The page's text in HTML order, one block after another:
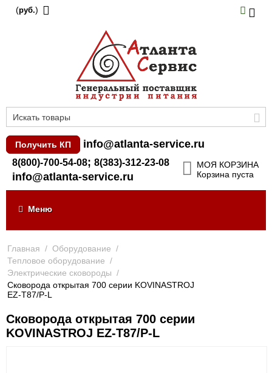
(руб.)
Получить КП info@atlanta-service.ru
8(800)-700-54-08; 8(383)-312-23-08
info@atlanta-service.ru
МОЯ КОРЗИНА
Корзина пуста
Меню
Главная / Оборудование /
Тепловое оборудование /
Электрические сковороды /
Сковорода открытая 700 серии KOVINASTROJ
EZ-T87/P-L
Сковорода открытая 700 серии
KOVINASTROJ EZ-T87/P-L